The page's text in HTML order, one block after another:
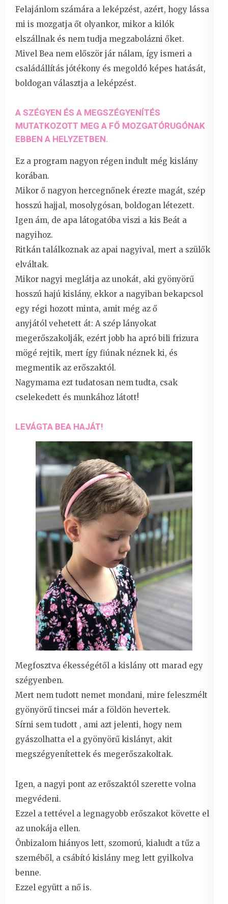
Felajánlom számára a leképzést, azért, hogy lássa
mi is mozgatja őt olyankor, mikor a kilók
elszállnak és nem tudja megzabolázni őket.
Mivel Bea nem először jár nálam, így ismeri a
családállítás jótékony és megoldó képes hatását,
boldogan választja a leképzést.
A SZÉGYEN ÉS A MEGSZÉGYENÍTÉS
MUTATKOZOTT MEG A FŐ MOZGATÓRUGÓNAK
EBBEN A HELYZETBEN.
Ez a program nagyon régen indult még kislány
korában.
Mikor ő nagyon hercegnőnek érezte magát, szép
hosszú hajjal, mosolygósan, boldogan létezett.
Igen ám, de apa látogatóba viszi a kis Beát a
nagyihoz.
Ritkán találkoznak az apai nagyival, mert a szülők
elváltak.
Mikor nagyi meglátja az unokát, aki gyönyörű
hosszú hajú kislány, ekkor a nagyiban bekapcsol
egy régi hozott minta, amit még az ő
anyjától vehetett át: A szép lányokat
megerőszakolják, ezért jobb ha apró bili frizura
mögé rejtik, mert így fiúnak néznek ki, és
megmentik az erőszaktól.
Nagymama ezt tudatosan nem tudta, csak
cselekedett és munkához látott!
LEVÁGTA BEA HAJÁT!
Megfosztva ékességétől a kislány ott marad egy
szégyenben.
Mert nem tudott nemet mondani, mire feleszmélt
gyönyörű tincsei már a földön hevertek.
Sírni sem tudott , ami azt jelenti, hogy nem
gyászolhatta el a gyönyörű kislányt, akit
megszégyenítettek és megerőszakoltak.
Igen, a nagyi pont az erőszaktól szerette volna
megvédeni.
Ezzel a tettével a legnagyobb erőszakot követte el
az unokája ellen.
Önbizalom hiányos lett, szomorú, kialudt a tűz a
szeméből, a csábító kislány meg lett gyilkolva
benne.
Ezzel együtt a nő is.